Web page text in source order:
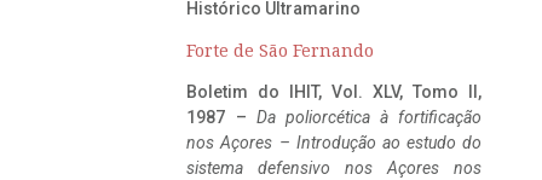
Histórico Ultramarino
Forte de São Fernando
Boletim do IHIT, Vol. XLV, Tomo II,
1987 – Da poliorcética à fortificação
nos Açores – Introdução ao estudo do
sistema defensivo nos Açores nos